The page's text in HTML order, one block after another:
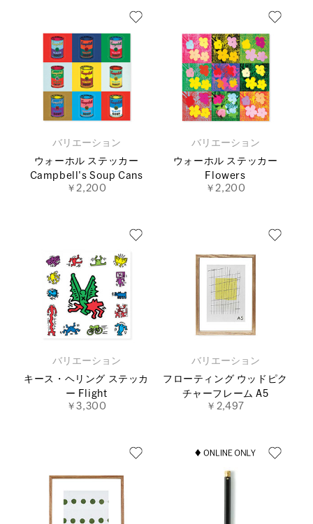
バリエーション
ウォーホル ステッカー
Campbell's Soup Cans
￥2,200
バリエーション
ウォーホル ステッカー
Flowers
￥2,200
バリエーション
キース・ヘリング ステッカ
ー Flight
￥3,300
バリエーション
フローティング ウッドピク
チャーフレーム A5
￥2,497